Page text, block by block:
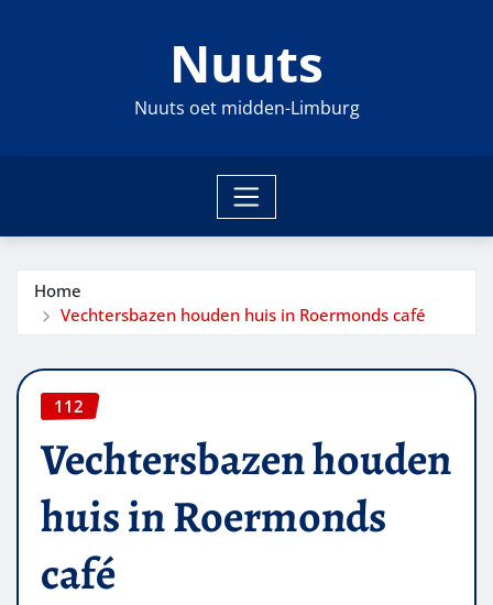
Nuuts
Nuuts oet midden-Limburg
Home
Vechtersbazen houden huis in Roermonds café
112
Vechtersbazen houden
huis in Roermonds
café